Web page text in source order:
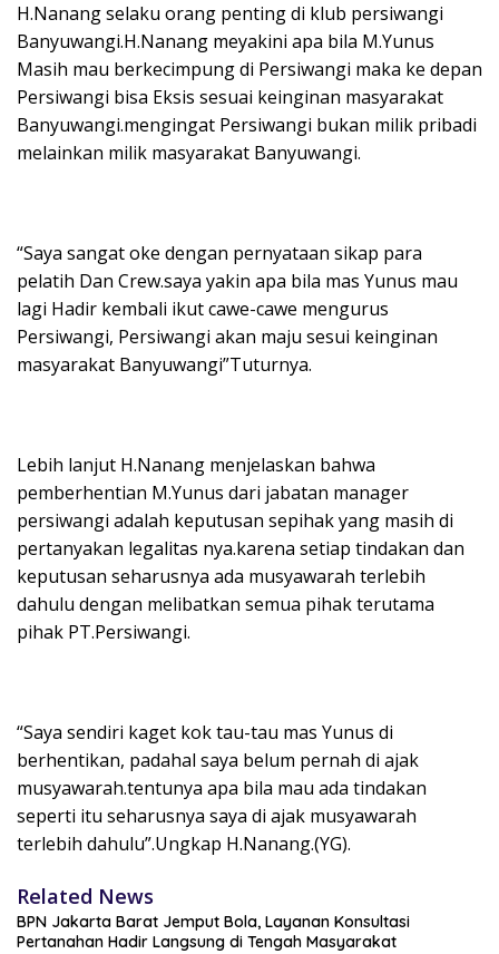
H.Nanang selaku orang penting di klub persiwangi
Banyuwangi.H.Nanang meyakini apa bila M.Yunus
Masih mau berkecimpung di Persiwangi maka ke depan
Persiwangi bisa Eksis sesuai keinginan masyarakat
Banyuwangi.mengingat Persiwangi bukan milik pribadi
melainkan milik masyarakat Banyuwangi.
“Saya sangat oke dengan pernyataan sikap para
pelatih Dan Crew.saya yakin apa bila mas Yunus mau
lagi Hadir kembali ikut cawe-cawe mengurus
Persiwangi, Persiwangi akan maju sesui keinginan
masyarakat Banyuwangi”Tuturnya.
Lebih lanjut H.Nanang menjelaskan bahwa
pemberhentian M.Yunus dari jabatan manager
persiwangi adalah keputusan sepihak yang masih di
pertanyakan legalitas nya.karena setiap tindakan dan
keputusan seharusnya ada musyawarah terlebih
dahulu dengan melibatkan semua pihak terutama
pihak PT.Persiwangi.
“Saya sendiri kaget kok tau-tau mas Yunus di
berhentikan, padahal saya belum pernah di ajak
musyawarah.tentunya apa bila mau ada tindakan
seperti itu seharusnya saya di ajak musyawarah
terlebih dahulu”.Ungkap H.Nanang.(YG).
Related News
BPN Jakarta Barat Jemput Bola, Layanan Konsultasi
Pertanahan Hadir Langsung di Tengah Masyarakat